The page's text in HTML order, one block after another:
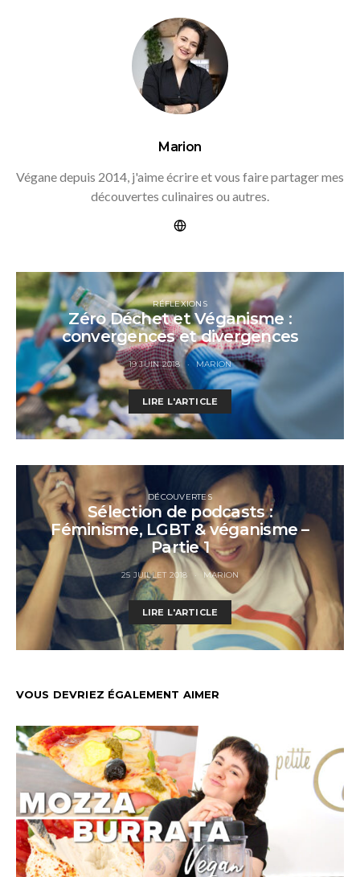
Marion
Végane depuis 2014, j'aime écrire et vous faire partager mes
découvertes culinaires ou autres.
RÉFLEXIONS
Zéro Déchet et Véganisme :
convergences et divergences
19 JUIN 2018 MARION
LIRE L'ARTICLE
DÉCOUVERTES
Sélection de podcasts :
Féminisme, LGBT & véganisme –
Partie 1
25 JUILLET 2018 MARION
LIRE L'ARTICLE
VOUS DEVRIEZ ÉGALEMENT AIMER